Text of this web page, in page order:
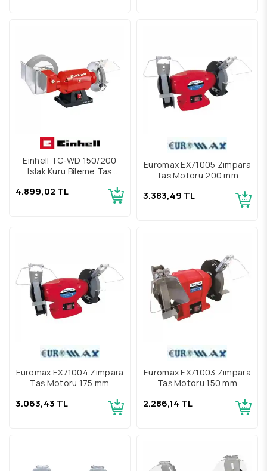
Einhell TC-WD 150/200
Islak Kuru Bileme Taş
4.899,02 TL
Euromax EX71005 Zımpara
Taş Motoru 200 mm
3.383,49 TL
Euromax EX71004 Zımpara
Taş Motoru 175 mm
3.063,43 TL
Euromax EX71003 Zımpara
Taş Motoru 150 mm
2.286,14 TL